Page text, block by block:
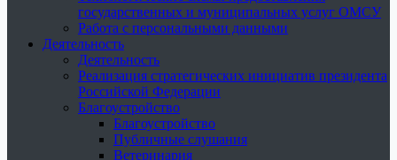
государственных и муниципальных услуг ОМСУ
Работа с персональными данными
Деятельность
Деятельность
Реализация стратегических инициатив президента
Российской Федерации
Благоустройство
Благоустройство
Публичные слушания
Ветеринария